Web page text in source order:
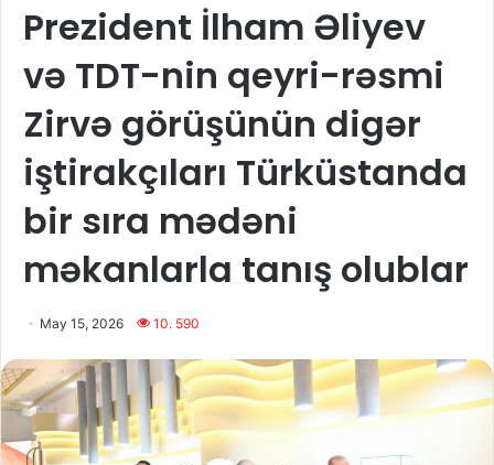
Prezident İlham Əliyev
və TDT-nin qeyri-rəsmi
Zirvə görüşünün digər
iştirakçıları Türküstanda
bir sıra mədəni
məkanlarla tanış olublar
May 15, 2026 10. 590